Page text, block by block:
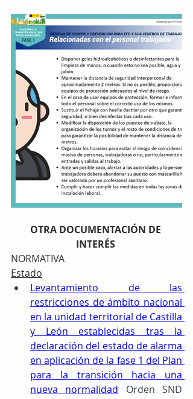
OTRA DOCUMENTACIÓN DE
INTERÉS
NORMATIVA
Estado
Levantamiento de las
restricciones de ámbito nacional
en la unidad territorial de Castilla
y León establecidas tras la
declaración del estado de alarma
en aplicación de la fase 1 del Plan
para la transición hacia una
nueva normalidad
Orden SND